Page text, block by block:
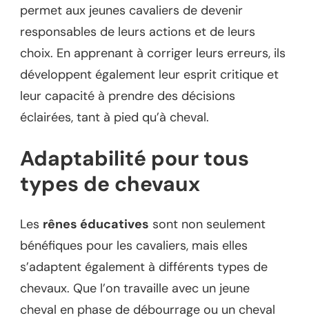
permet aux jeunes cavaliers de devenir
responsables de leurs actions et de leurs
choix. En apprenant à corriger leurs erreurs, ils
développent également leur esprit critique et
leur capacité à prendre des décisions
éclairées, tant à pied qu’à cheval.
Adaptabilité pour tous
types de chevaux
Les rênes éducatives sont non seulement
bénéfiques pour les cavaliers, mais elles
s’adaptent également à différents types de
chevaux. Que l’on travaille avec un jeune
cheval en phase de débourrage ou un cheval